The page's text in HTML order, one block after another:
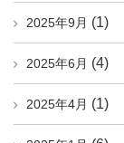
2025年9月 (1)
2025年6月 (4)
2025年4月 (1)